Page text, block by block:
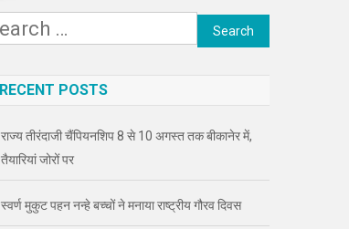
Search
RECENT POSTS
राज्य तीरंदाजी चैंपियनशिप 8 से 10 अगस्त तक बीकानेर में,
तैयारियां जोरों पर
स्वर्ण मुकुट पहन नन्हे बच्चों ने मनाया राष्ट्रीय गौरव दिवस